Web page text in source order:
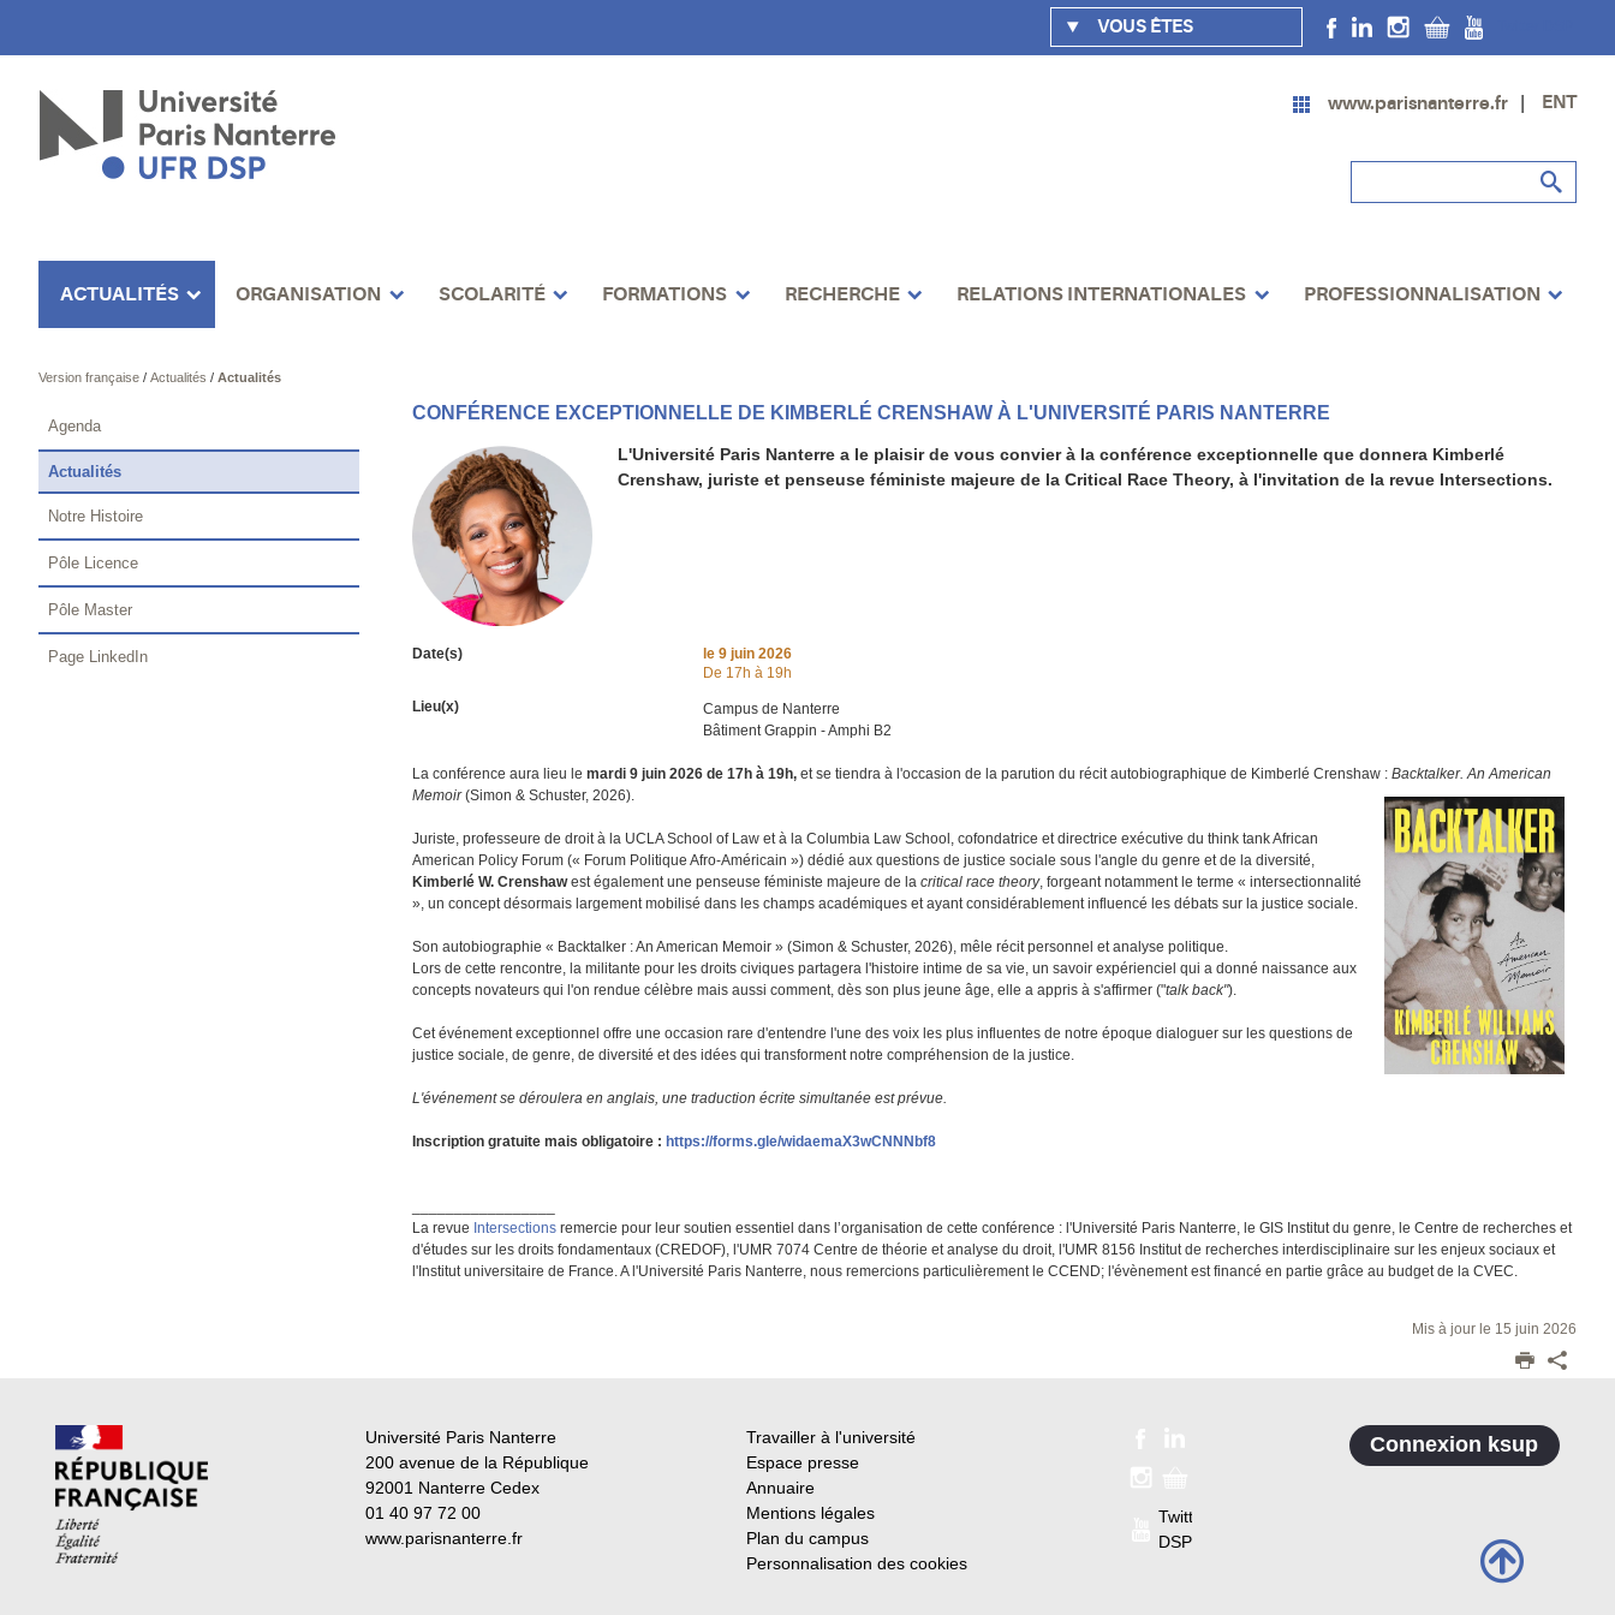
VOUS ÊTES
www.parisnanterre.fr ENT
ACTUALITÉS ORGANISATION SCOLARITÉ FORMATIONS RECHERCHE RELATIONS INTERNATIONALES PROFESSIONNALISATION
Version française/ Actualités/ Actualités
CONFÉRENCE EXCEPTIONNELLE DE KIMBERLÉ CRENSHAW À L'UNIVERSITÉ PARIS NANTERRE
L'Université Paris Nanterre a le plaisir de vous convier à la conférence exceptionnelle que donnera Kimberlé
Crenshaw, juriste et penseuse féministe majeure de la Critical Race Theory, à l'invitation de la revue Intersections.
Date(s) le 9 juin 2026
De 17h à 19h
Lieu(x)
Campus de Nanterre
Bâtiment Grappin - Amphi B2
La conférence aura lieu le mardi 9 juin 2026 de 17h à 19h, et se tiendra à l'occasion de la parution du récit autobiographique de Kimberlé Crenshaw :Backtalker. An American
Memoir(Simon & Schuster, 2026).
Juriste, professeure de droit à la UCLA School of Law et à la Columbia Law School, cofondatrice et directrice exécutive du think tank African
American Policy Forum (« Forum Politique Afro-Américain ») dédié aux questions de justice sociale sous l'angle du genre et de la diversité,
Kimberlé W. Crenshawest également une penseuse féministe majeure de lacritical race theory, forgeant notamment le terme « intersectionnalité
», un concept désormais largement mobilisé dans les champs académiques et ayant considérablement influencé les débats sur la justice sociale.
Son autobiographie « Backtalker : An American Memoir » (Simon & Schuster, 2026), mêle récit personnel et analyse politique.
Lors de cette rencontre, la militante pour les droits civiques partagera l'histoire intime de sa vie, un savoir expérienciel qui a donné naissance aux
concepts novateurs qui l'on rendue célèbre mais aussi comment, dès son plus jeune âge, elle a appris à s'affirmer ("talk back").
Cet événement exceptionnel offre une occasion rare d'entendre l'une des voix les plus influentes de notre époque dialoguer sur les questions de
justice sociale, de genre, de diversité et des idées qui transforment notre compréhension de la justice.
L'événement se déroulera en anglais, une traduction écrite simultanée est prévue.
Inscription gratuite mais obligatoire : https://forms.gle/widaemaX3wCNNNbf8
La revue Intersections remercie pour leur soutien essentiel dans l’organisation de cette conférence : l'Université Paris Nanterre, le GIS Institut du genre, le Centre de recherches et
d'études sur les droits fondamentaux (CREDOF), l'UMR 7074 Centre de théorie et analyse du droit, l'UMR 8156 Institut de recherches interdisciplinaire sur les enjeux sociaux et
l'Institut universitaire de France. A l'Université Paris Nanterre, nous remercions particulièrement le CCEND; l'évènement est financé en partie grâce au budget de la CVEC.
Mis à jour le 15 juin 2026
Agenda
Actualités
Notre Histoire
Pôle Licence
Pôle Master
Page LinkedIn
Université Paris Nanterre
200 avenue de la République
92001 Nanterre Cedex
01 40 97 72 00
www.parisnanterre.fr
Travailler à l'université
Espace presse
Annuaire
Mentions légales
Plan du campus
Personnalisation des cookies
Twitter
DSP
Connexion ksup